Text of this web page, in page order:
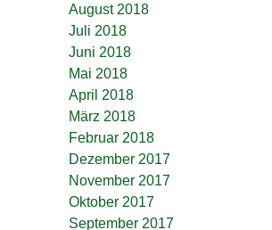
August 2018
Juli 2018
Juni 2018
Mai 2018
April 2018
März 2018
Februar 2018
Dezember 2017
November 2017
Oktober 2017
September 2017